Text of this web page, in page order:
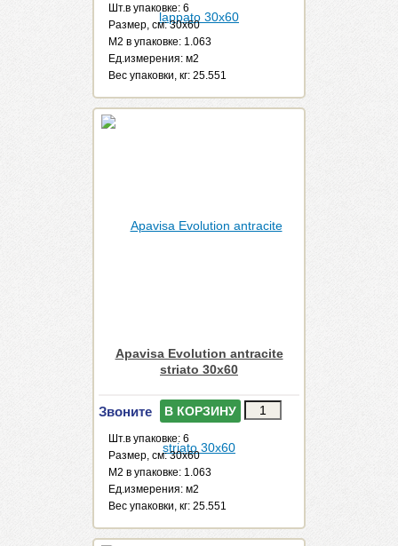
Шт.в упаковке: 6
Размер, см: 30x60
М2 в упаковке: 1.063
Ед.измерения: м2
Веc упаковки, кг: 25.551
Apavisa Evolution antracite
striato 30x60
Звоните В КОРЗИНУ
Шт.в упаковке: 6
Размер, см: 30x60
М2 в упаковке: 1.063
Ед.измерения: м2
Веc упаковки, кг: 25.551